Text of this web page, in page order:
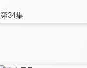
第34集